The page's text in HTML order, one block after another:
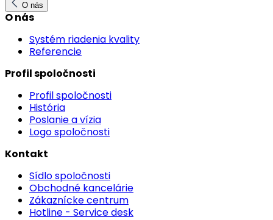
O nás
O nás
Systém riadenia kvality
Referencie
Profil spoločnosti
Profil spoločnosti
História
Poslanie a vízia
Logo spoločnosti
Kontakt
Sídlo spoločnosti
Obchodné kancelárie
Zákaznícke centrum
Hotline - Service desk